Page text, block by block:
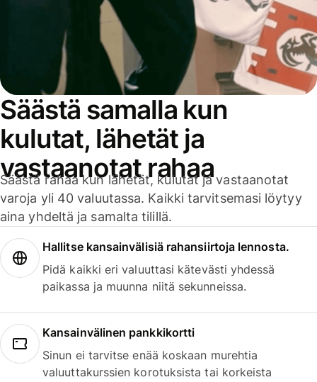
Säästä samalla kun
kulutat, lähetät ja
vastaanotat rahaa
Säästä rahaa kun lähetät, kulutat ja vastaanotat
varoja yli 40 valuutassa. Kaikki tarvitsemasi löytyy
aina yhdeltä ja samalta tilillä.
Hallitse kansainvälisiä rahansiirtoja lennosta.
Pidä kaikki eri valuuttasi kätevästi yhdessä
paikassa ja muunna niitä sekunneissa.
Kansainvälinen pankkikortti
Sinun ei tarvitse enää koskaan murehtia
valuuttakurssien korotuksista tai korkeista